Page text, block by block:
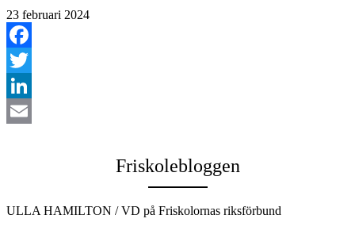
23 februari 2024
Facebook
Twitter
LinkedIn
Friskolebloggen
ULLA HAMILTON / VD på Friskolornas riksförbund